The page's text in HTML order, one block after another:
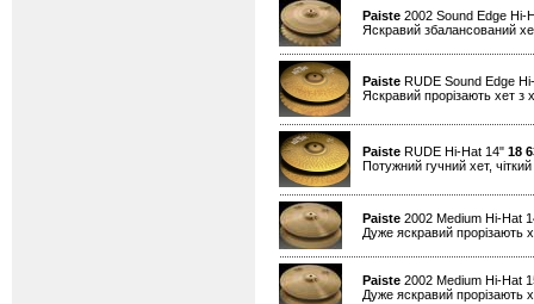
Paiste 2002 Sound Edge Hi-
Яскравий збалансований
Paiste RUDE Sound Edge
Яскравий прорізають хет з
Paiste RUDE Hi-Hat 14" 18
Потужний гучний хет,
Paiste 2002 Medium Hi-Hat
Дуже яскравий прорізають
Paiste 2002 Medium Hi-Hat
Дуже яскравий прорізають